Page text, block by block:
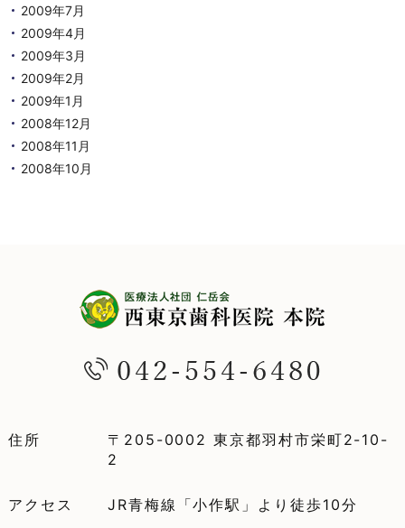
2009年7月
2009年4月
2009年3月
2009年2月
2009年1月
2008年12月
2008年11月
2008年10月
住所
〒205-0002 東京都羽村市栄町2-10-
2
アクセス JR青梅線「小作駅」より徒歩10分